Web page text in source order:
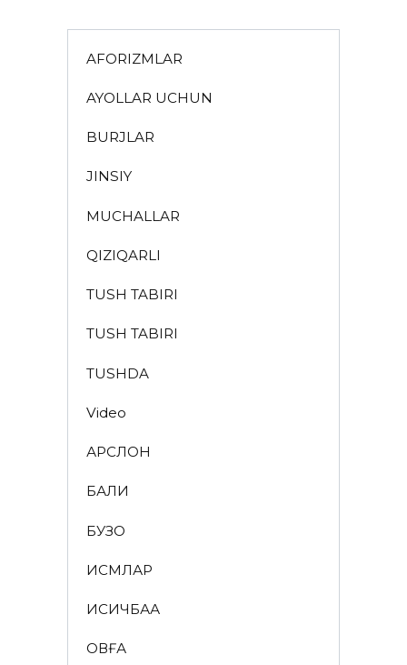
AFORIZMLAR
AYOLLAR UCHUN
BURJLAR
JINSIY
MUCHALLAR
QIZIQARLI
TUSH TABIRI
TUSH TABIRI
TUSHDA
Video
АРСЛОН
БАЛИҚ
БУЗОҚ
ИСМЛАР
ҚИСҚИЧБАҚА
ҚОВҒА